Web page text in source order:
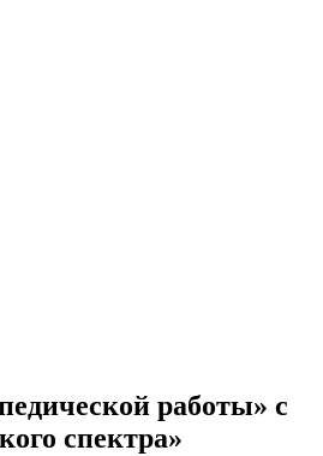
работы» с
спектра»